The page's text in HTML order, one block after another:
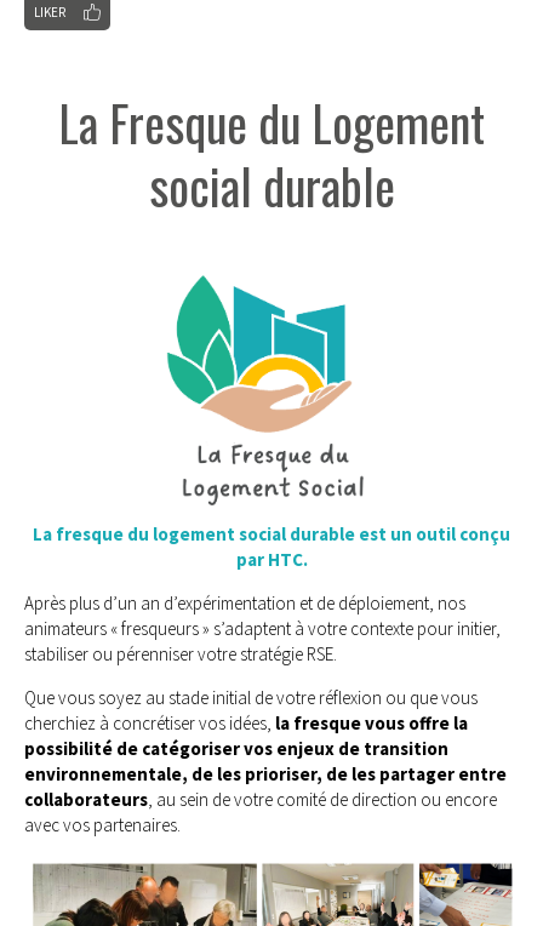
LIKER
La Fresque du Logement
social durable
La fresque du logement social durable est un outil conçu
par HTC.
Après plus d’un an d’expérimentation et de déploiement, nos
animateurs « fresqueurs » s’adaptent à votre contexte pour initier,
stabiliser ou pérenniser votre stratégie RSE.
Que vous soyez au stade initial de votre réflexion ou que vous
cherchiez à concrétiser vos idées, la fresque vous offre la
possibilité de catégoriser vos enjeux de transition
environnementale, de les prioriser, de les partager entre
collaborateurs, au sein de votre comité de direction ou encore
avec vos partenaires.